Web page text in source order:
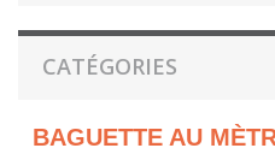
CATÉGORIES
BAGUETTE AU